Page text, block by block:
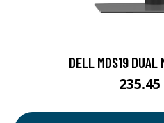
DELL MDS19 DUAL